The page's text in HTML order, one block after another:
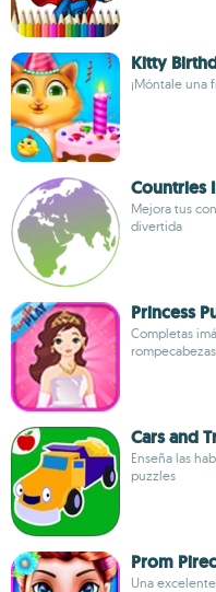
Kitty
¡Móntale una
Countries
Mejora tus
divertida
Princess
Completas
rompecabezas
Cars and
Enseña las
puzzles
Prom
Una